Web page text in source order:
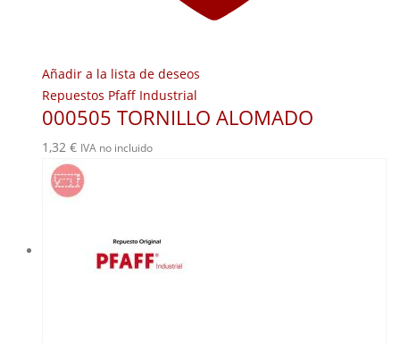
Añadir a la lista de deseos
Repuestos Pfaff Industrial
000505 TORNILLO ALOMADO
1,32 € IVA no incluido